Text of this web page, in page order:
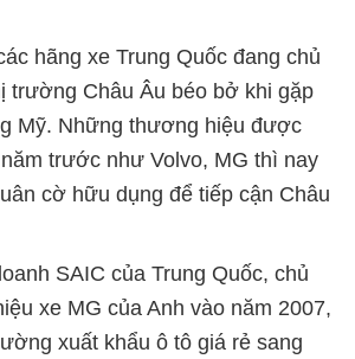
hãng xe Trung Quốc đang chủ
trường Châu Âu béo bở khi gặp
Mỹ. Những thương hiệu được
trước như Volvo, MG thì nay
cờ hữu dụng để tiếp cận Châu
SAIC của Trung Quốc, chủ
xe MG của Anh vào năm 2007,
xuất khẩu ô tô giá rẻ sang